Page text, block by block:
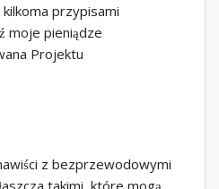
przypisami
moje pieniądze
Projektu
z bezprzewodowymi